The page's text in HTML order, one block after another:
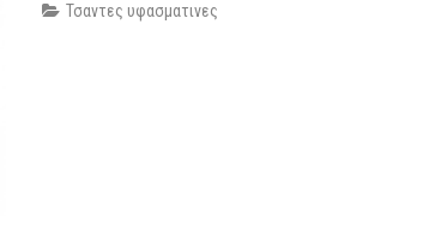
Τσαντες υφασματινες